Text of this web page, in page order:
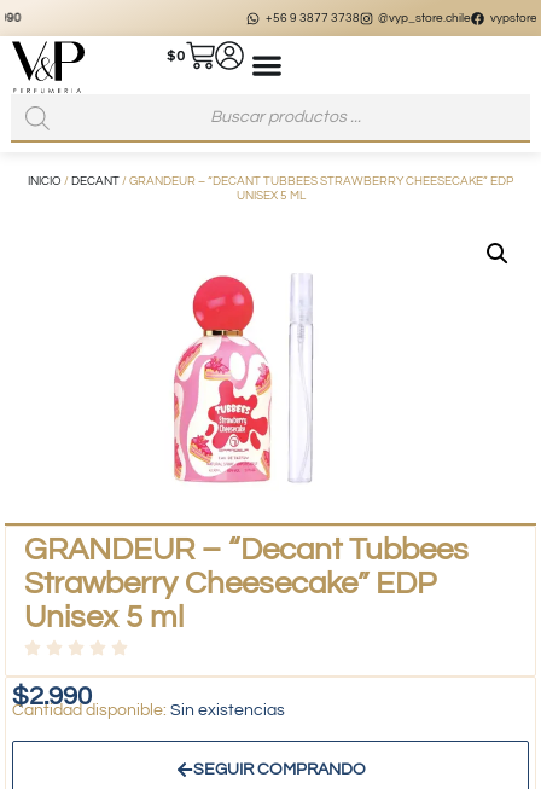
@vyp_store.chile vypstore.cl
$0
INICIO / DECANT / GRANDEUR – “DECANT TUBBEES STRAWBERRY CHEESECAKE” EDP
UNISEX 5 ML
GRANDEUR – “Decant Tubbees
Strawberry Cheesecake” EDP
Unisex 5 ml
$2.990 Sin existencias
SEGUIR COMPRANDO